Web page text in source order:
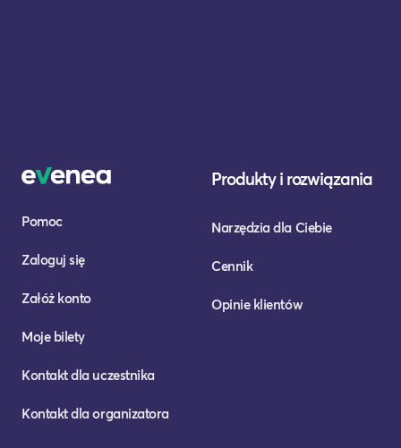
Pomoc
Zaloguj się
Załóż konto
Moje bilety
Kontakt dla uczestnika
Kontakt dla organizatora
Produkty i rozwiązania
Narzędzia dla Ciebie
Cennik
Opinie klientów